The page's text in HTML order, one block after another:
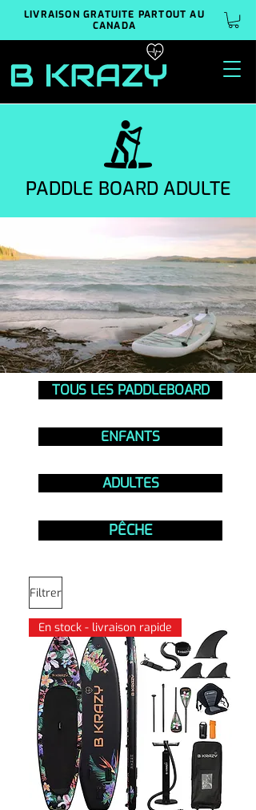
LIVRAISON GRATUITE PARTOUT AU
CANADA
PADDLE BOARDADULTE
TOUS LES PADDLEBOARD
ENFANTS
ADULTES
PÊCHE
Filtrer
En stock - livraison rapide